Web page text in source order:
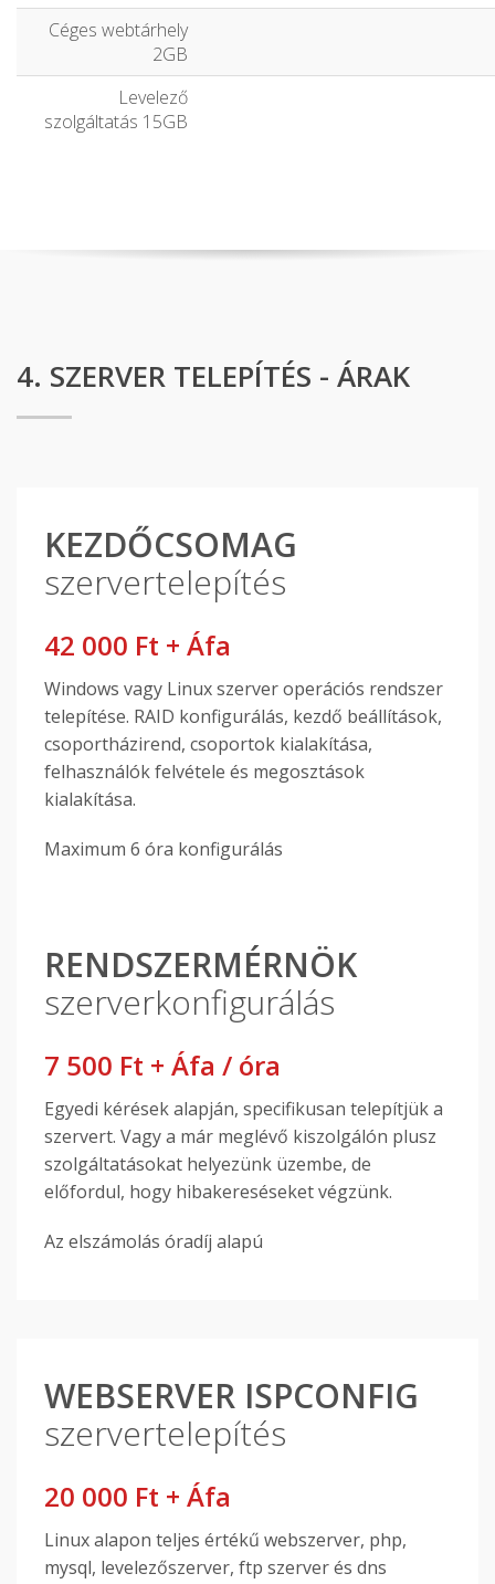
Céges webtárhely
2GB
Levelező
szolgáltatás 15GB
4. SZERVER TELEPÍTÉS - ÁRAK
KEZDŐCSOMAG
szervertelepítés
42 000 Ft + Áfa
Windows vagy Linux szerver operációs rendszer
telepítése. RAID konfigurálás, kezdő beállítások,
csoportházirend, csoportok kialakítása,
felhasználók felvétele és megosztások
kialakítása.
Maximum 6 óra konfigurálás
RENDSZERMÉRNÖK
szerverkonfigurálás
7 500 Ft + Áfa / óra
Egyedi kérések alapján, specifikusan telepítjük a
szervert. Vagy a már meglévő kiszolgálón plusz
szolgáltatásokat helyezünk üzembe, de
előfordul, hogy hibakereséseket végzünk.
Az elszámolás óradíj alapú
WEBSERVER ISPCONFIG
szervertelepítés
20 000 Ft + Áfa
Linux alapon teljes értékű webszerver, php,
mysql, levelezőszerver, ftp szerver és dns